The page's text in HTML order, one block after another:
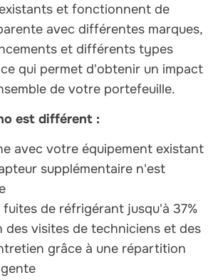
et fonctionnent de
avec différentes marques,
et différents types
qui permet d'obtenir un impact
de votre portefeuille.
est différent :
avec votre équipement existant
supplémentaire n'est
fuites de réfrigérant jusqu'à 37%
des visites de techniciens et des
grâce à une répartition